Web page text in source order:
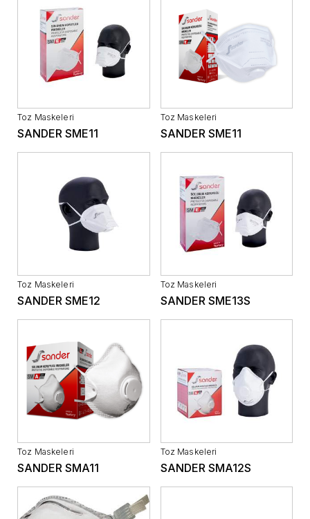
Toz Maskeleri
SANDER SME11
Toz Maskeleri
SANDER SME11
Toz Maskeleri
SANDER SME12
Toz Maskeleri
SANDER SME13S
Toz Maskeleri
SANDER SMA11
Toz Maskeleri
SANDER SMA12S